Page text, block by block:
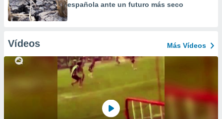
española ante un futuro más seco
Vídeos Más Vídeos